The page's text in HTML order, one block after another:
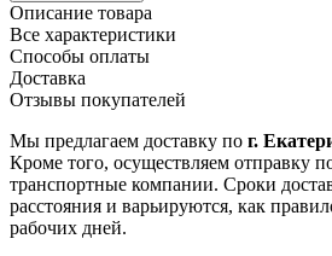
Описание товара
Все характеристики
Способы оплаты
Доставка
Отзывы покупателей
Мы предлагаем доставку по г.
Кроме того, осуществляем отправку
транспортные компании. Сроки
расстояния и варьируются, как
рабочих дней.